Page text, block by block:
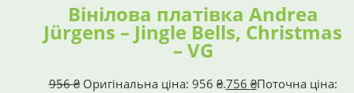
Вінілова платівка Andrea
Jürgens – Jingle Bells, Christmas
– VG
956₴ Оригінальна ціна: 956 ₴.756 ₴Поточна ціна: